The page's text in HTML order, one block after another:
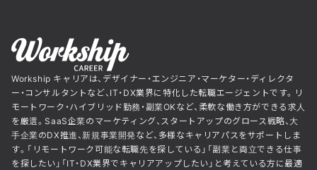
Workship キャリアは、デザイナー・エンジニア・マーケター・ディレクタ
ー・コンサルタントなど、IT・DX業界に特化した転職エージェントです。リ
モートワーク・ハイブリッド勤務・副業OKなど、柔軟な働き方ができる求人
を厳選。SaaS企業のマーケティング、スタートアップのグロース戦略、大
手企業のDX推進、新規事業開発など、多様なキャリアパスをサポートしま
す。「リモートワーク可能な転職先を探している」「副業と両立できる仕事
を探したい」「IT・DX業界でキャリアアップしたい」と考えている方に最適